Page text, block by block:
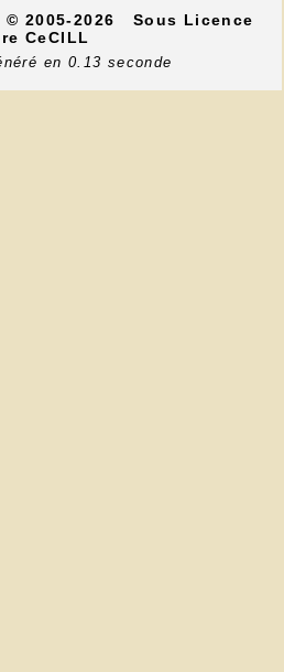
© 2005-2026
Sous Licence
CeCILL
en 0.13 seconde